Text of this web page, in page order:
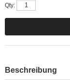
Qty:
Beschreibung